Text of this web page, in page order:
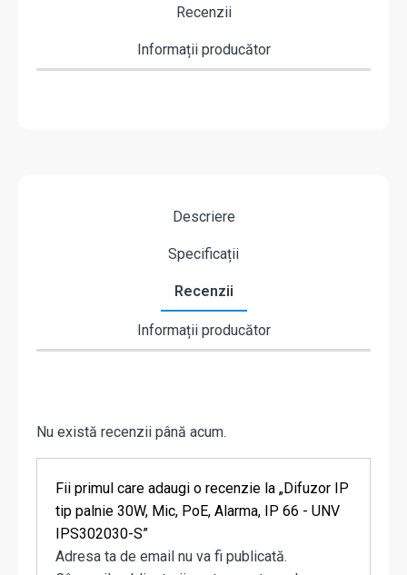
Recenzii
Informații producător
Descriere
Specificații
Recenzii
Informații producător
Nu există recenzii până acum.
Fii primul care adaugi o recenzie la „Difuzor IP
tip palnie 30W, Mic, PoE, Alarma, IP 66 - UNV
IPS302030-S”
Adresa ta de email nu va fi publicată.